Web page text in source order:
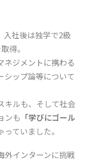
入社後は独学で2級
得。
ネジメントに携わる
シップ論等について
キルも、そして社会
ンも 「学びにゴール
っていました。
外インターンに挑戦